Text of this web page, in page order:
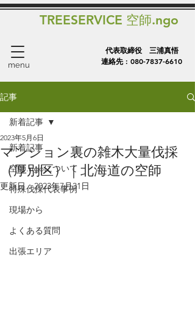
TREESERVICE 空師.ngo
代表取締役 三浦真悟
連絡先 : 080-7837-6610
menu
記事
新着記事
空師.ngoについて
特殊伐採代表事例
現場から
よくある質問
出張エリア
新着記事
マンション裏の雑木大量伐採
（厚別区）｜北海道の空師
2023年5月6日
更新日：2023年7月31日